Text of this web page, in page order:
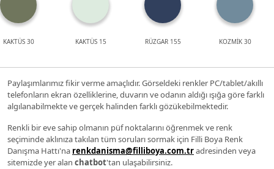
KAKTÜS 30 KAKTÜS 15 RÜZGAR 155 KOZMİK 30
Paylaşımlarımız fikir verme amaçlıdır. Görseldeki renkler PC/tablet/akıllı
telefonların ekran özelliklerine, duvarın ve odanın aldığı ışığa göre farklı
algılanabilmekte ve gerçek halinden farklı gözükebilmektedir.
Renkli bir eve sahip olmanın püf noktalarını öğrenmek ve renk
seçiminde aklınıza takılan tüm soruları sormak için Filli Boya Renk
Danışma Hattı'na renkdanisma@filliboya.com.tradresinden veya
sitemizde yer alan chatbot'tan ulaşabilirsiniz.